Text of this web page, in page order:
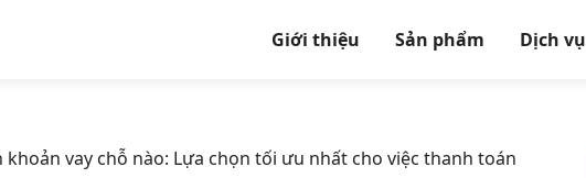
Giới thiệu Sản phẩm Dịch vụ
vay chỗ nào: Lựa chọn tối ưu nhất cho việc thanh toán